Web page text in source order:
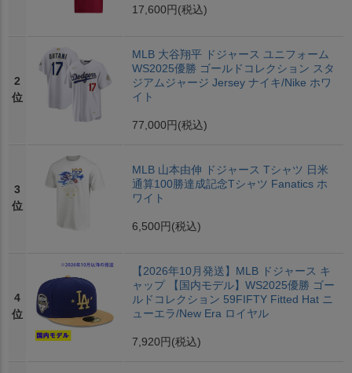
17,600円 (税込)
2
位
MLB 大谷翔平 ドジャース ユニフォーム
WS2025優勝 ゴールドコレクション スタ
ジアムジャージ Jersey ナイキ/Nike ホワ
イト
77,000円 (税込)
3
位
MLB 山本由伸 ドジャース Tシャツ 日米
通算100勝達成記念Tシャツ Fanatics ホ
ワイト
6,500円 (税込)
4
位
【2026年10月発送】MLB ドジャース キ
ャップ 【国内モデル】WS2025優勝 ゴー
ルドコレクション 59FIFTY Fitted Hat ニ
ューエラ/New Era ロイヤル
7,920円 (税込)